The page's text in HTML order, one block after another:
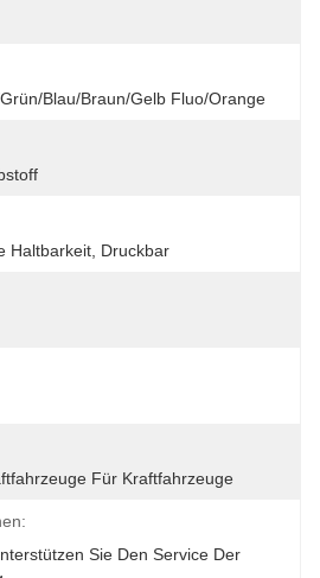
Blau/Braun/Gelb Fluo/orange
Haltbarkeit, Druckbar
Für Kraftfahrzeuge
Sie Den Service Der